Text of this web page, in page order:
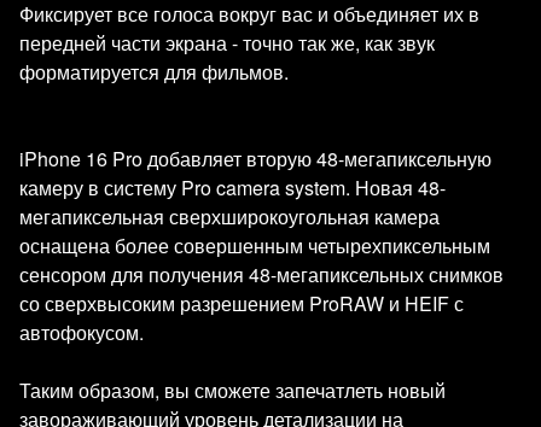
Фиксирует все голоса вокруг вас и объединяет их в
передней части экрана - точно так же, как звук
форматируется для фильмов.
iPhone 16 Pro добавляет вторую 48-мегапиксельную
камеру в систему Pro camera system. Новая 48-
мегапиксельная сверхширокоугольная камера
оснащена более совершенным четырехпиксельным
сенсором для получения 48-мегапиксельных снимков
со сверхвысоким разрешением ProRAW и HEIF с
автофокусом.
Таким образом, вы сможете запечатлеть новый
завораживающий уровень детализации на